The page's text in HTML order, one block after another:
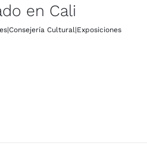
en Cali
Cultural|Exposiciones